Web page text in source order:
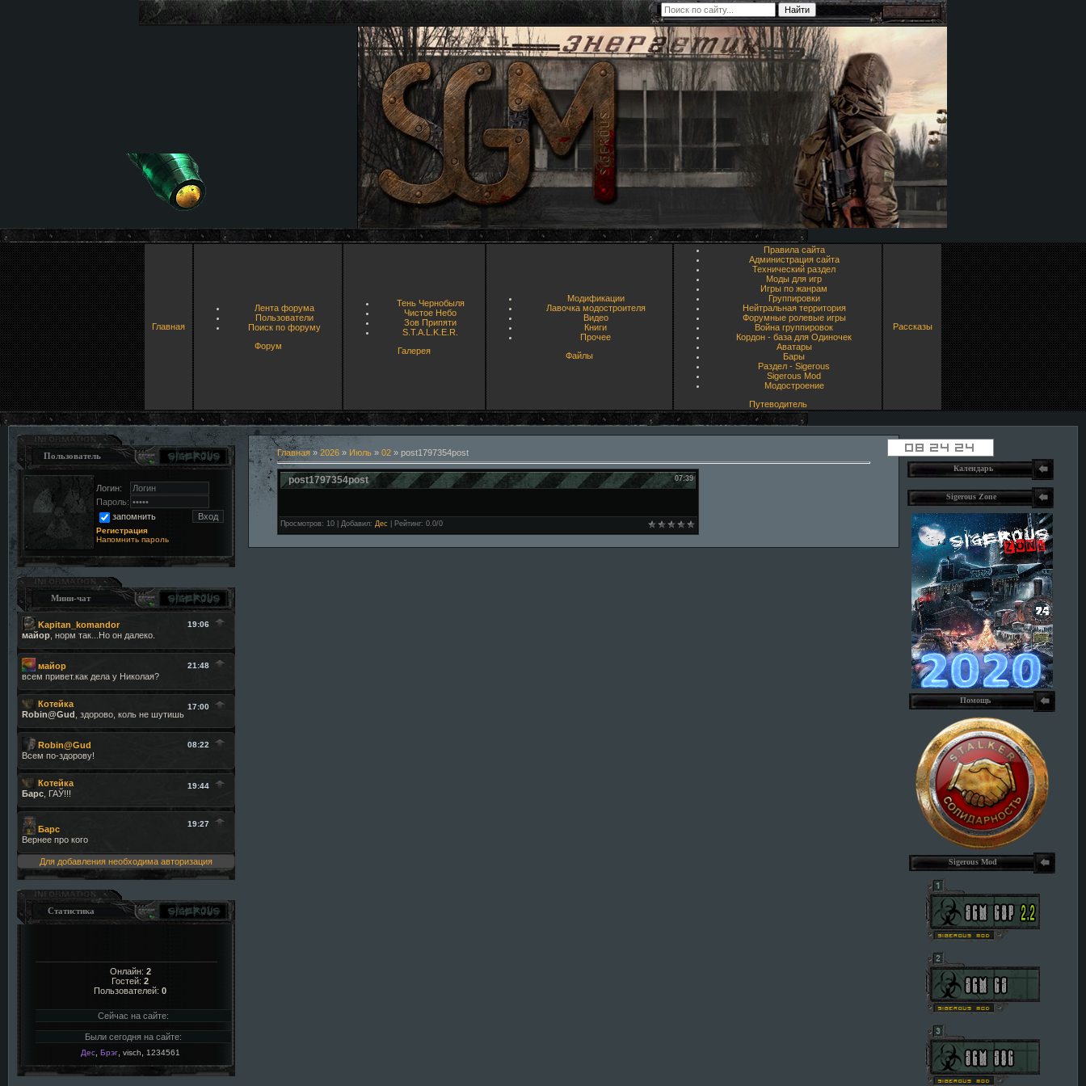
Главная
Лента форума
Пользователи
Поиск по форуму
Форум
Тень Чернобыля
Чистое Небо
Зов Припяти
S.T.A.L.K.E.R.
Галерея
Модификации
Лавочка модостроителя
Видео
Книги
Прочее
Файлы
Правила сайта
Администрация сайта
Технический раздел
Моды для игр
Игры по жанрам
Группировки
Нейтральная территория
Форумные ролевые игры
Война группировок
Кордон - база для Одиночек
Аватары
Бары
Раздел - Sigerous
Sigerous Mod
Модостроение
Путеводитель
Рассказы
Пользователь
Логин:
Пароль:
запомнить
Регистрация
Напомнить пароль
Мини-чат
Для добавления необходима авторизация
Статистика
Онлайн: 2
Гостей: 2
Пользователей: 0
Сейчас на сайте:
Были сегодня на сайте:
Дес, Брэг, visch 1234561
Главная» 2026 » Июль » 02 » post1797354post
07:39
post1797354post
Просмотров: 10 Добавил: Дес Рейтинг: 0.0/0
Календарь
Sigerous Zone
Помощь
Sigerous Mod